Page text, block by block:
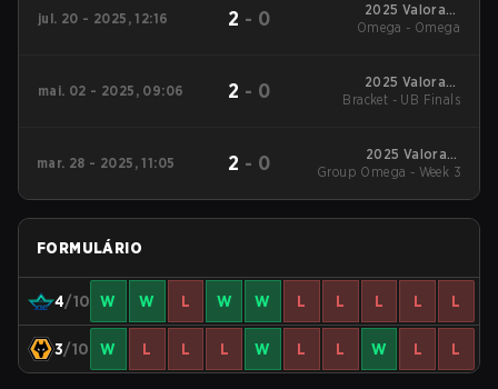
jul. 20 - 2025, 12:16 2 - 0
2025 Valorant
Champions Tour:
Omega - Omega
mai. 02 - 2025, 09:06 2 - 0
2025 Valorant
Champions Tour:
Bracket - UB Finals
mar. 28 - 2025, 11:05 2 - 0
2025 Valorant
Champions Tour:
Group Omega - Week 3
FORMULÁRIO
4/10 W W L W W L L L L L
3/10 W L L L W L L W L L